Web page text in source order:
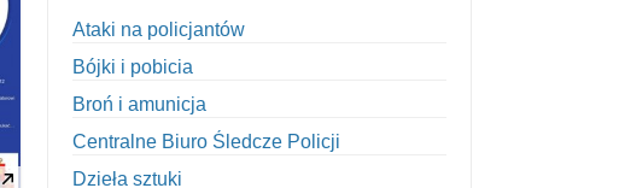
Ataki na policjantów
Bójki i pobicia
Broń i amunicja
Centralne Biuro Śledcze Policji
Dzieła sztuki